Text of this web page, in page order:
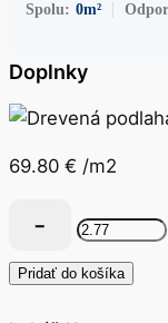
Spolu: 0m²
Doplnky
69.80 € /m2
Drevená
podlaha
Pridať do košíka